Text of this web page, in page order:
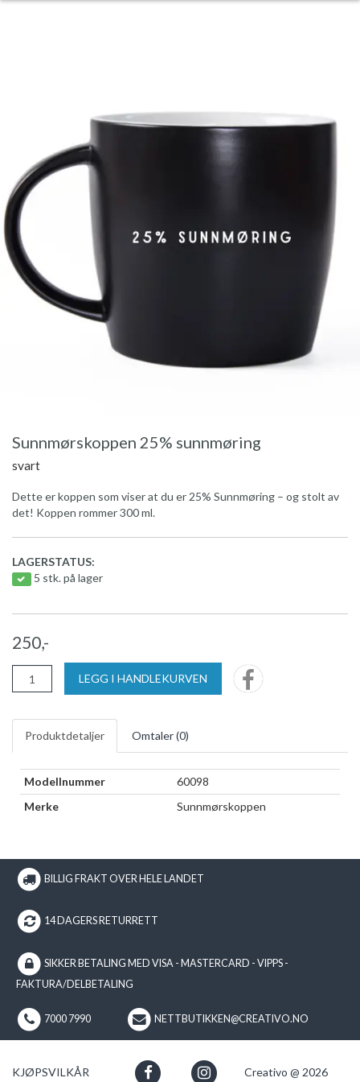
Sunnmørskoppen 25% sunnmøring
svart
Dette er koppen som viser at du er 25% Sunnmøring – og stolt av
det! Koppen rommer 300 ml.
LAGERSTATUS:
5 stk. på lager
250,-
LEGG I HANDLEKURVEN
Produktdetaljer Omtaler (0)
Modellnummer
60098
Merke
Sunnmørskoppen
BILLIG FRAKT OVER HELE LANDET
14 DAGERS RETURRETT
SIKKER BETALING MED VISA - MASTERCARD - VIPPS -
FAKTURA/DELBETALING
7000 7990 NETTBUTIKKEN@CREATIVO.NO
KJØPSVILKÅR Creativo @ 2026